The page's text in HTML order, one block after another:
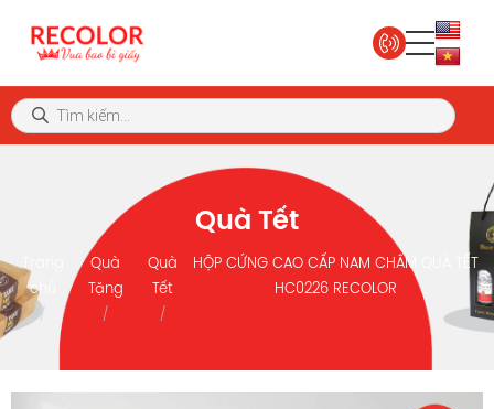
Quà Tết
Trang
chủ
Quà
Tặng
Quà
Tết
HỘP CỨNG CAO CẤP NAM CHÂM QUÀ TẾT
HC0226 RECOLOR